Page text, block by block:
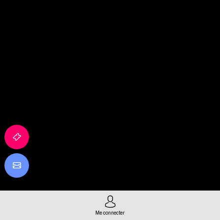
Me connecter